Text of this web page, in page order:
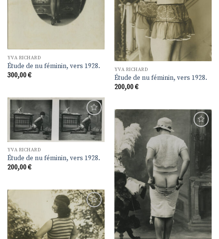
YVA RICHARD
Étude de nu féminin, vers 1928.
300,00€
YVA RICHARD
Étude de nu féminin, vers 1928.
200,00€
Ajouter
à la
liste de
souhaits
YVA RICHARD
Étude de nu féminin, vers 1928.
200,00€
Ajouter
à la
liste de
souhaits
Ajouter
à la
liste de
souhaits